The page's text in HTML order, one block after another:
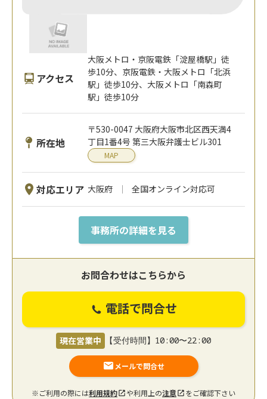
アクセス
大阪メトロ・京阪電鉄「淀屋橋駅」徒
歩10分、京阪電鉄・大阪メトロ「北浜
駅」徒歩10分、大阪メトロ「南森町
駅」徒歩10分
所在地
〒530-0047 大阪府大阪市北区西天満4
丁目1番4号 第三大阪弁護士ビル301
MAP
対応エリア 大阪府 全国オンライン対応可
事務所の詳細を見る
お問合わせはこちらから
電話で問合せ
現在営業中 【受付時間】10:00〜22:00
メールで問合せ
※ご利用の際には利用規約 や利用上の注意 をご確認下さい